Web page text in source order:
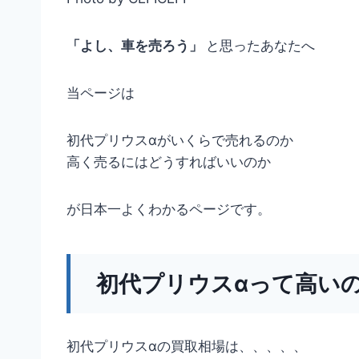
「よし、車を売ろう」 と思ったあなたへ
当ページは
初代プリウスαがいくらで売れるのか
高く売るにはどうすればいいのか
が日本一よくわかるページです。
初代プリウスαって高い
初代プリウスαの買取相場は、、、、、